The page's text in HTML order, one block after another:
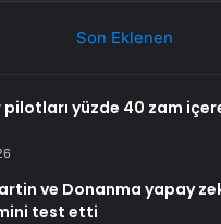
Son Eklenen
yüzde 40 zam
ve Donanma yapay
test etti